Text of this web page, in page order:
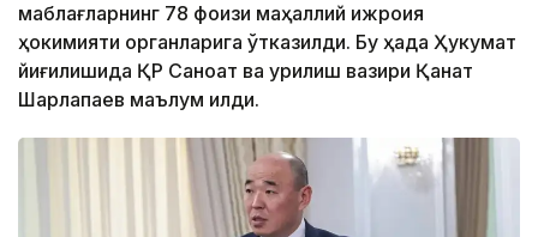
маблағларнинг 78 фоизи маҳаллий ижроия
ҳокимияти органларига ўтказилди. Бу ҳақда Ҳукумат
йиғилишида ҚР Саноат ва қурилиш вазири Қанат
Шарлапаев маълум қилди.